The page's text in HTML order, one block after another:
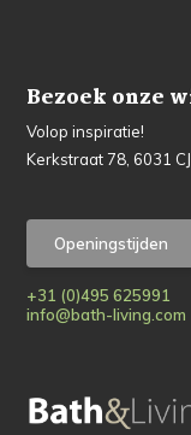
Bezoek onze
Volop inspiratie!
Kerkstraat 78, 6031
Openingstijden
+31 (0)495 625991
info@bath-living.com